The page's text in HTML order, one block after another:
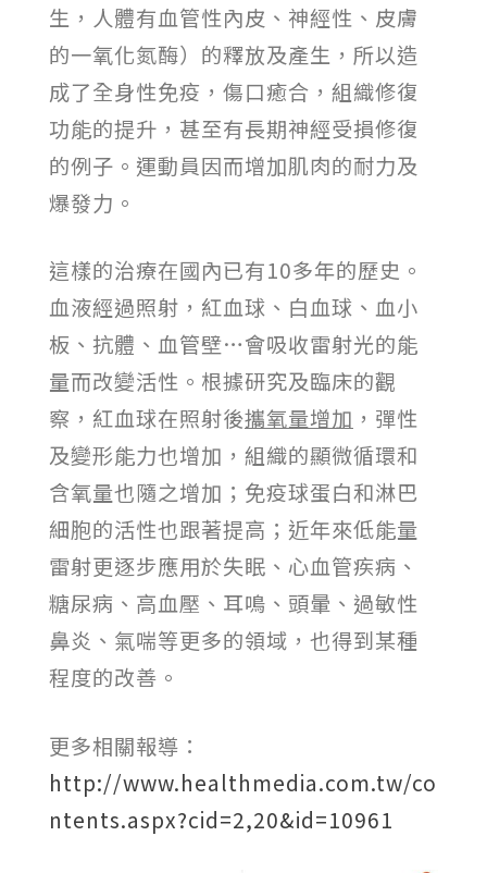
生，人體有血管性內皮、神經性、皮膚
的一氧化氮酶）的釋放及產生，所以造
成了全身性免疫，傷口癒合，組織修復
功能的提升，甚至有長期神經受損修復
的例子。運動員因而增加肌肉的耐力及
爆發力。
這樣的治療在國內已有10多年的歷史。
血液經過照射，紅血球、白血球、血小
板、抗體、血管壁…會吸收雷射光的能
量而改變活性。根據研究及臨床的觀
察，紅血球在照射後攜氧量增加 ，彈性
及變形能力也增加，組織的顯微循環和
含氧量也隨之增加；免疫球蛋白和淋巴
細胞的活性也跟著提高；近年來低能量
雷射更逐步應用於失眠、心血管疾病、
糖尿病、高血壓、耳鳴、頭暈、過敏性
鼻炎、氣喘等更多的領域，也得到某種
程度的改善。
更多相關報導：
http://www.healthmedia.com.tw/co
ntents.aspx?cid=2,20&id=10961